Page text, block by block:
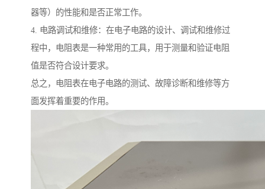
器等）的性能和是否正常工作。
4. 电路调试和维修：在电子电路的设计、调试和维修过
程中，电阻表是一种常用的工具，用于测量和验证电阻
值是否符合设计要求。
总之，电阻表在电子电路的测试、故障诊断和维修等方
面发挥着重要的作用。